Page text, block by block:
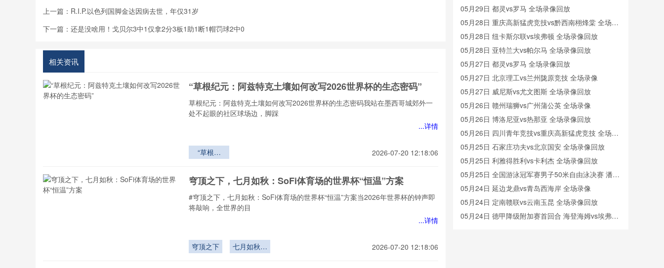
上一篇： R.I.P.以色列国脚金达因病去世，年仅31岁
下一篇： 还是没啥用！戈贝尔3中1仅拿2分3板1助1断1帽罚球2中0
相关资讯
“草根纪元：阿兹特克土壤如何改写2026世界杯的生态密码”
草根纪元：阿兹特克土壤如何改写2026世界杯的生态密码我站在墨西哥城郊外一
处不起眼的社区球场边，脚踩
...详情
“草根纪
改写2026
世界杯的生
态密码”
2026-07-20 12:18:06
穹顶之下，七月如秋：SoFi体育场的世界杯“恒温”方案
#穹顶之下，七月如秋：SoFi体育场的世界杯“恒温”方案当2026年世界杯的钟声即
将敲响，全世界的目
...详情
穹顶之下
七月如秋：
2026-07-20 12:18:06
全场录像回放
05月29日 都灵vs罗马 全场录像回放
05月28日 重庆高新猛虎竞技vs黔西南栩烽棠 全场录
像
05月28日 纽卡斯尔联vs埃弗顿 全场录像回放
05月28日 亚特兰大vs帕尔马 全场录像回放
05月27日 都灵vs罗马 全场录像回放
05月27日 北京理工vs兰州陇原竞技 全场录像
05月27日 威尼斯vs尤文图斯 全场录像回放
05月26日 赣州瑞狮vs广州蒲公英 全场录像
05月26日 博洛尼亚vs热那亚 全场录像回放
05月26日 四川青年竞技vs重庆高新猛虎竞技 全场录
像
05月25日 石家庄功夫vs北京国安 全场录像回放
05月25日 利雅得胜利vs卡利杰 全场录像回放
05月25日 全国游泳冠军赛男子50米自由泳决赛 潘展
乐 全场录像回放
05月24日 延边龙鼎vs青岛西海岸 全场录像
05月24日 定南赣联vs云南玉昆 全场录像回放
05月24日 德甲降级附加赛首回合 海登海姆vs埃弗斯